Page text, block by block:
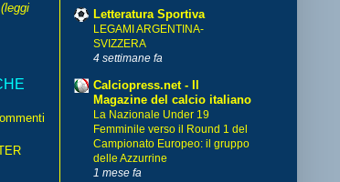
(leggi
Letteratura Sportiva
LEGAMI ARGENTINA-
SVIZZERA
4 settimane fa
Calciopress.net - Il
Magazine del calcio italiano
La Nazionale Under 19
Femminile verso il Round 1 del
Campionato Europeo: il gruppo
delle Azzurrine
1 mese fa